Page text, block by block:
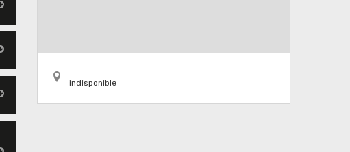
indisponible